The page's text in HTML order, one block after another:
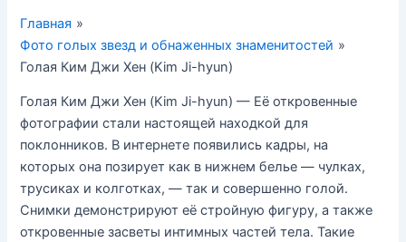
Главная
Фото голых звезд и обнаженных знаменитостей
Голая Ким Джи Хен (Kim Ji-hyun)
Голая Ким Джи Хен (Kim Ji-hyun) — Её откровенные
фотографии стали настоящей находкой для
поклонников. В интернете появились кадры, на
которых она позирует как в нижнем белье — чулках,
трусиках и колготках, — так и совершенно голой.
Снимки демонстрируют её стройную фигуру, а также
откровенные засветы интимных частей тела. Такие